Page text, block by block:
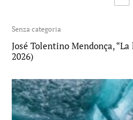
Senza categoria
José Tolentino Mendonça,
2026)